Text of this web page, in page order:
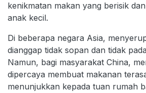
kenikmatan makan yang berisik
anak kecil.
Di beberapa negara Asia,
dianggap tidak sopan dan tidak
Namun, bagi masyarakat China,
dipercaya membuat makanan
menunjukkan kepada tuan rumah